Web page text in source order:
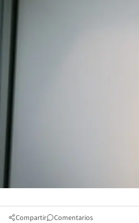
Compartir Comentarios